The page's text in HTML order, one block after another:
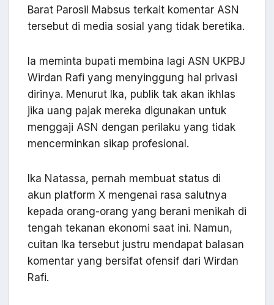
Barat Parosil Mabsus terkait komentar ASN
tersebut di media sosial yang tidak beretika.
Ia meminta bupati membina lagi ASN UKPBJ
Wirdan Rafi yang menyinggung hal privasi
dirinya. Menurut Ika, publik tak akan ikhlas
jika uang pajak mereka digunakan untuk
menggaji ASN dengan perilaku yang tidak
mencerminkan sikap profesional.
Ika Natassa, pernah membuat status di
akun platform X mengenai rasa salutnya
kepada orang-orang yang berani menikah di
tengah tekanan ekonomi saat ini. Namun,
cuitan Ika tersebut justru mendapat balasan
komentar yang bersifat ofensif dari Wirdan
Rafi.